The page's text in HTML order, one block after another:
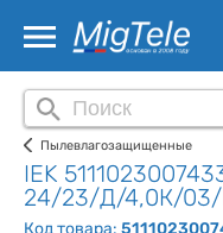
Пылевлагозащищенные
IEK
24/23/Д/4,0К/03/